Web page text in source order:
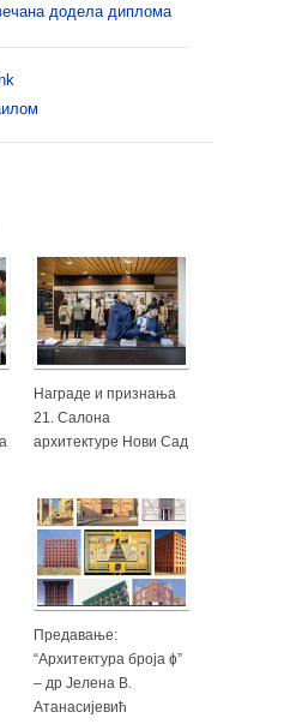
додела диплома
Награде и признања
21. Салона
архитектуре Нови Сад
Предавање:
“Архитектура броја ɸ”
– др Јелена В.
Атанасијевић